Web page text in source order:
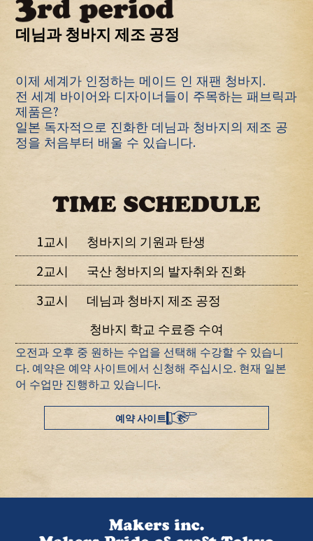
데님과 청바지 제조 공정
이제 세계가 인정하는 메이드 인 재팬 청바지.
전 세계 바이어와 디자이너들이 주목하는 패브릭과
제품은?
일본 독자적으로 진화한 데님과 청바지의 제조 공
정을 처음부터 배울 수 있습니다.
1교시
청바지의 기원과 탄생
2교시
국산 청바지의 발자취와 진화
3교시
데님과 청바지 제조 공정
청바지 학교 수료증 수여
오전과 오후 중 원하는 수업을 선택해 수강할 수 있습니
다. 예약은 예약 사이트에서 신청해 주십시오. 현재 일본
어 수업만 진행하고 있습니다.
예약 사이트